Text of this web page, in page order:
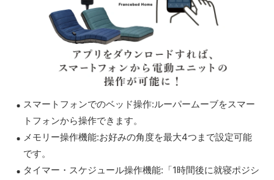
スマートフォンでのベッド操作:ルーパームーブをスマー
トフォンから操作できます。
メモリー操作機能:お好みの角度を最大4つまで設定可能
です。
タイマー・スケジュール操作機能:「1時間後に就寝ポジシ